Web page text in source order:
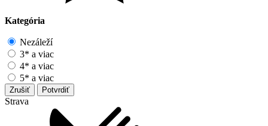
Kategória
Nezáleží
3* a viac
4* a viac
5* a viac
Zrušiť Potvrdiť
Strava